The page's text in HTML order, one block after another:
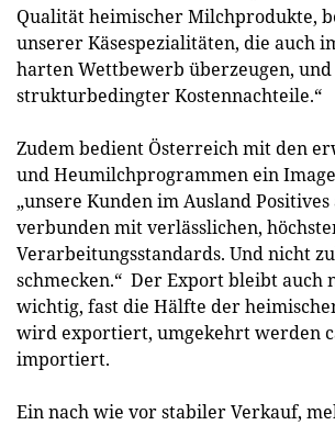
Qualität heimischer Milchprodukte,
unserer Käsespezialitäten, die auch
harten Wettbewerb überzeugen,
strukturbedingter Kostennachteile.“
Zudem bedient Österreich mit den
und Heumilchprogrammen ein
„unsere Kunden im Ausland Positives
verbunden mit verlässlichen,
Verarbeitungsstandards. Und nicht
schmecken.“ Der Export bleibt auch
wichtig, fast die Hälfte der
wird exportiert, umgekehrt werden
importiert.
Ein nach wie vor stabiler Verkauf,